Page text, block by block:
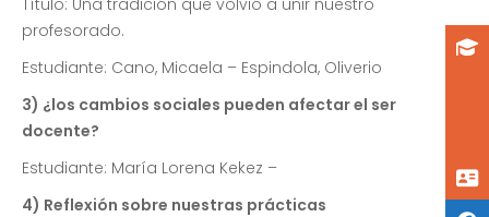
Título: Una tradición que volvió a unir nuestro
profesorado.
Estudiante: Cano, Micaela – Espindola, Oliverio
3) ¿los cambios sociales pueden afectar el ser
docente?
Estudiante: María Lorena Kekez –
4) Reflexión sobre nuestras prácticas